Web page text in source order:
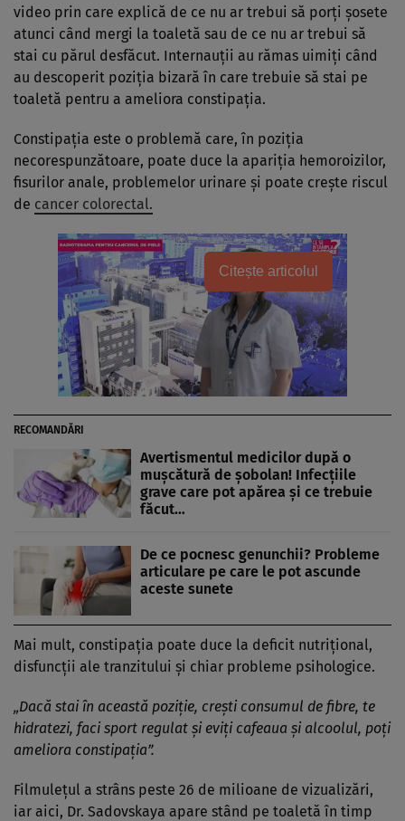
video prin care explică de ce nu ar trebui să porți șosete
atunci când mergi la toaletă sau de ce nu ar trebui să
stai cu părul desfăcut. Internauții au rămas uimiți când
au descoperit poziția bizară în care trebuie să stai pe
toaletă pentru a ameliora constipația.
Constipația este o problemă care, în poziția
necorespunzătoare, poate duce la apariția hemoroizilor,
fisurilor anale, problemelor urinare și poate crește riscul
de cancer colorectal.
Citește articolul
RECOMANDĂRI
Avertismentul medicilor după o
mușcătură de șobolan! Infecțiile
grave care pot apărea și ce trebuie
făcut…
De ce pocnesc genunchii? Probleme
articulare pe care le pot ascunde
aceste sunete
Mai mult, constipația poate duce la deficit nutrițional,
disfuncții ale tranzitului și chiar probleme psihologice.
„Dacă stai în această poziție, crești consumul de fibre, te
hidratezi, faci sport regulat și eviți cafeaua și alcoolul, poți
ameliora constipația”.
Filmulețul a strâns peste 26 de milioane de vizualizări,
iar aici, Dr. Sadovskaya apare stând pe toaletă în timp